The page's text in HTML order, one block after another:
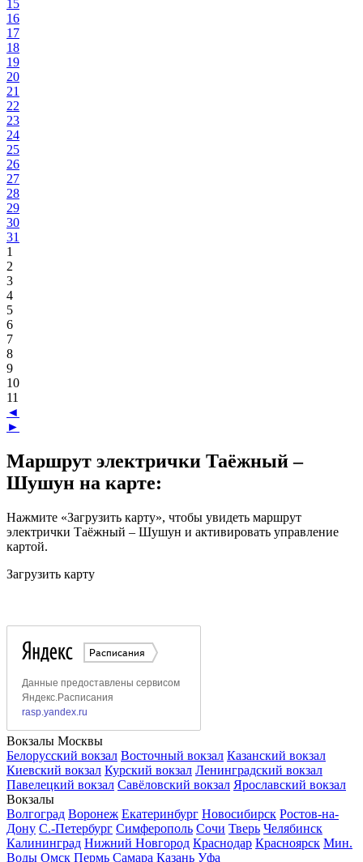
15
16
17
18
19
20
21
22
23
24
25
26
27
28
29
30
31
1
2
3
4
5
6
7
8
9
10
11
◄
►
Маршрут электрички Таёжный –
Шушун на карте:
Нажмите «Загрузить карту», чтобы увидеть маршрут
электрички Таёжный – Шушун и активировать управление
картой.
Загрузить карту
Вокзалы Москвы
Белорусский вокзал Восточный вокзал Казанский вокзал
Киевский вокзал Курский вокзал Ленинградский вокзал
Павелецкий вокзал Савёловский вокзал Ярославский вокзал
Вокзалы
Волгоград Воронеж Екатеринбург Новосибирск Ростов-на-
Дону С.-Петербург Симферополь Сочи Тверь Челябинск
Калининград Нижний Новгород Краснодар Красноярск Мин.
Воды Омск Пермь Самара Казань Уфа